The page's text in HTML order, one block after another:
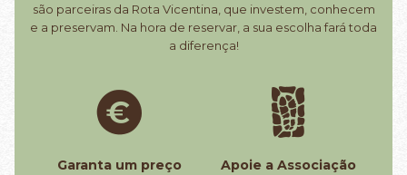
são parceiras da Rota Vicentina, que investem, conhecem
e a preservam. Na hora de reservar, a sua escolha fará toda
a diferença!
Garanta um preço
Apoie a Associação